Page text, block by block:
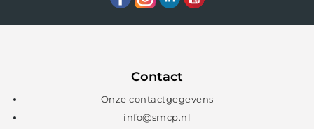
Contact
Onze contactgegevens
info@smcp.nl